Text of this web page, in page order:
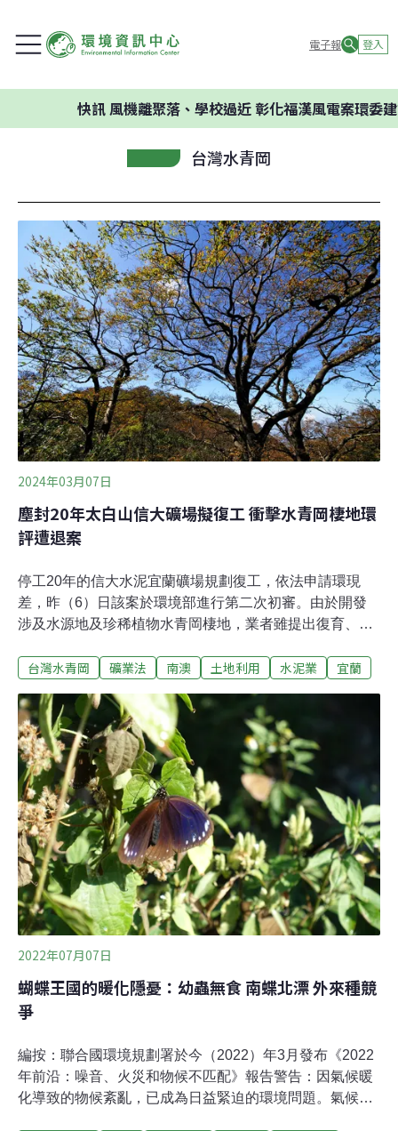
電子報 登入
快訊風機離聚落、學校過近 彰化福漢風電案環委建議
台灣水青岡
2024年03月07日
塵封20年太白山信大礦場擬復工 衝擊水青岡棲地環
評遭退案
停工20年的信大水泥宜蘭礦場規劃復工，依法申請環現
差，昨（6）日該案於環境部進行第二次初審。由於開發
涉及水源地及珍稀植物水青岡棲地，業者雖提出復育、減
意租用土地。專案小組最後決議退回經濟部，並請業者評
於宜蘭南澳太白山的信大水泥第二礦場第三採掘場，面積
31.34公頃，可採礦量共5777萬噸。該案雖於1998年通過
環評，但因鄰近台泥礦場，兩間公司於2003年提出聯合開
採，第二礦場第三採掘場則依環評結論，承諾暫停開發20
年。信大水泥去（2023）年提出「信大水泥第二礦場第三
採掘場開發案環境現況差異分析及對策檢討報告」，由於
開發基地是涵養水源的國有保安林地以及《文資法》公告
的珍稀植物水青岡棲地，環委在第一次初審時要求業者評
估縮小規模，並說明生態補償措施。昨日第二次初審，業
者提出縮減計畫西側礦區約
台灣水青岡 礦業法 南澳 土地利用 水泥業 宜蘭
2022年07月07日
蝴蝶王國的暖化隱憂：幼蟲無食 南蝶北漂 外來種競
爭
編按：聯合國環境規劃署於今（2022）年3月發布《2022
年前沿：噪音、火災和物候不匹配》報告警告：因氣候暖
化導致的物候紊亂，已成為日益緊迫的環境問題。氣候變